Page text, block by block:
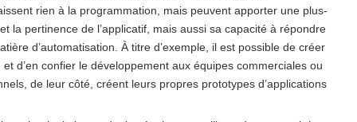
rien à la programmation, mais peuvent apporter une plus-
la pertinence de l’applicatif, mais aussi sa capacité à répondre
d’automatisation. À titre d’exemple, il est possible de créer
d’en confier le développement aux équipes commerciales ou
de leur côté, créent leurs propres prototypes d’applications